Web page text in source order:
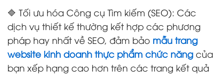
🔷 Tối ưu hóa Công cụ Tìm kiếm (SEO): Các
dịch vụ thiết kế thường kết hợp các phương
pháp hay nhất về SEO, đảm bảo mẫu trang
website kinh doanh thực phẩm chức năng của
bạn xếp hạng cao hơn trên các trang kết quả